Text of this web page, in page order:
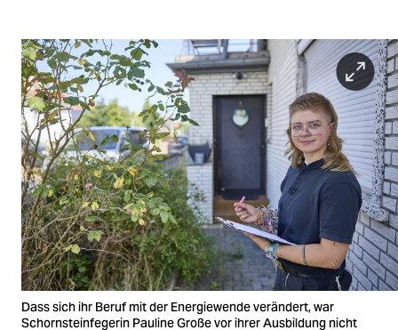
Dass sich ihr Beruf mit der Energiewende verändert, war
Schornsteinfegerin Pauline Große vor ihrer Ausbildung nicht